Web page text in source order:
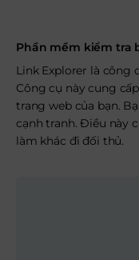
Phần mềm kiểm tra
Link Explorer là công
Công cụ này cung
trang web của bạn.
cạnh tranh. Điều này
làm khác đi đối thủ.